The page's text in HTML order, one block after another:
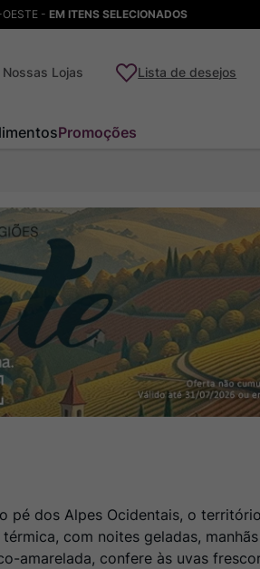
- EM ITENS SELECIONADOS
Nossas Lojas Lista de desejos
Promoções
pé dos Alpes Ocidentais, o
com noites geladas,
amarelada, confere às uvas